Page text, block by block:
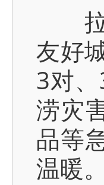
拉
友好
3对
涝灾
品等
温暖。